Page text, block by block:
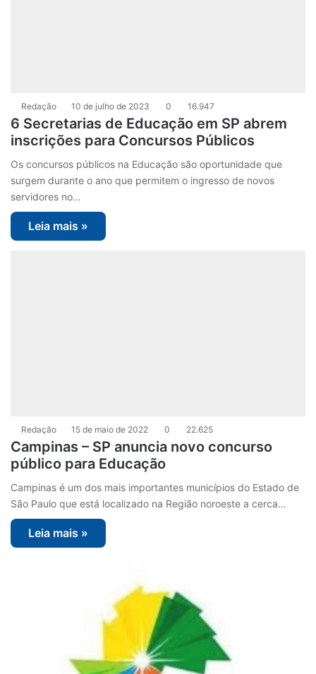
Redação 10 de julho de 2023 0 16.947
6 Secretarias de Educação em SP abrem
inscrições para Concursos Públicos
Os concursos públicos na Educação são oportunidade que
surgem durante o ano que permitem o ingresso de novos
servidores no…
Leia mais »
Redação 15 de maio de 2022 0 22.625
Campinas – SP anuncia novo concurso
público para Educação
Campinas é um dos mais importantes municípios do Estado de
São Paulo que está localizado na Região noroeste a cerca…
Leia mais »